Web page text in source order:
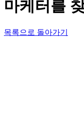
마케터를
목록으로 돌아가기